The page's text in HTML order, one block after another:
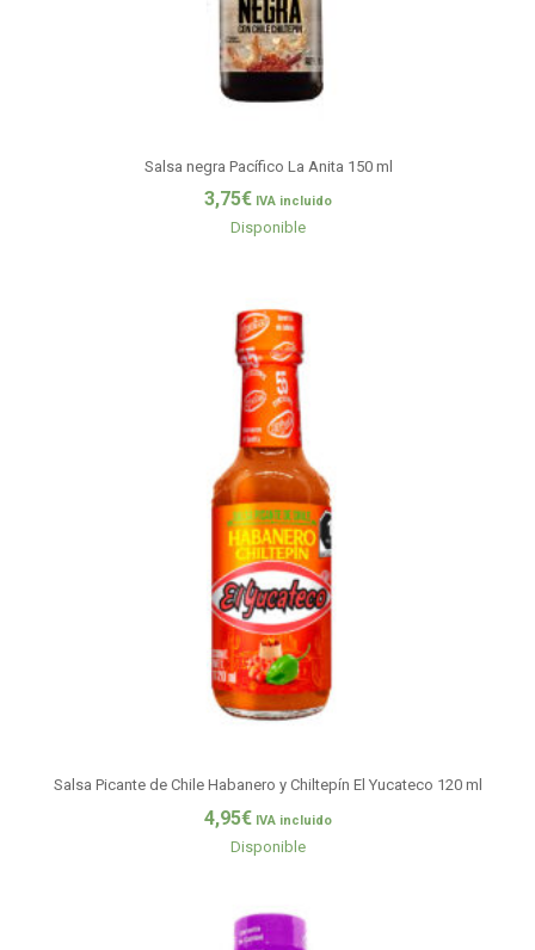
Salsa negra Pacífico La Anita 150 ml
3,75€ IVA incluido
Disponible
Salsa Picante de Chile Habanero y Chiltepín El Yucateco 120 ml
4,95€ IVA incluido
Disponible